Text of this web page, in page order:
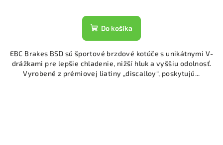
Do košíka
EBC Brakes BSD sú športové brzdové kotúče s unikátnymi V-
drážkami pre lepšie chladenie, nižší hluk a vyššiu odolnosť.
Vyrobené z prémiovej liatiny „discalloy“, poskytujú...